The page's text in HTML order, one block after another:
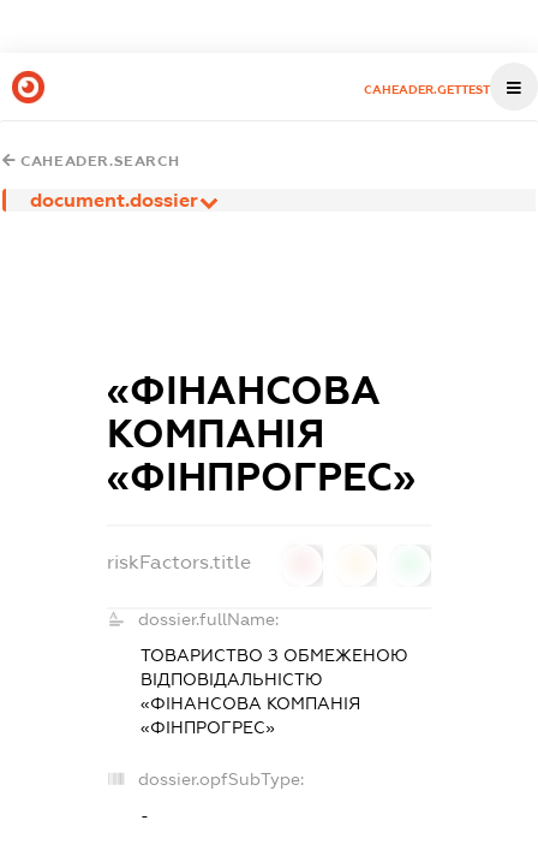
CAHEADER.GETTEST
CAHEADER.SEARCH
document.dossier
«ФІНАНСОВА
КОМПАНІЯ
«ФІНПРОГРЕС»
riskFactors.title
dossier.fullName:
ТОВАРИСТВО З ОБМЕЖЕНОЮ
ВІДПОВІДАЛЬНІСТЮ
«ФІНАНСОВА КОМПАНІЯ
«ФІНПРОГРЕС»
dossier.opfSubType:
-